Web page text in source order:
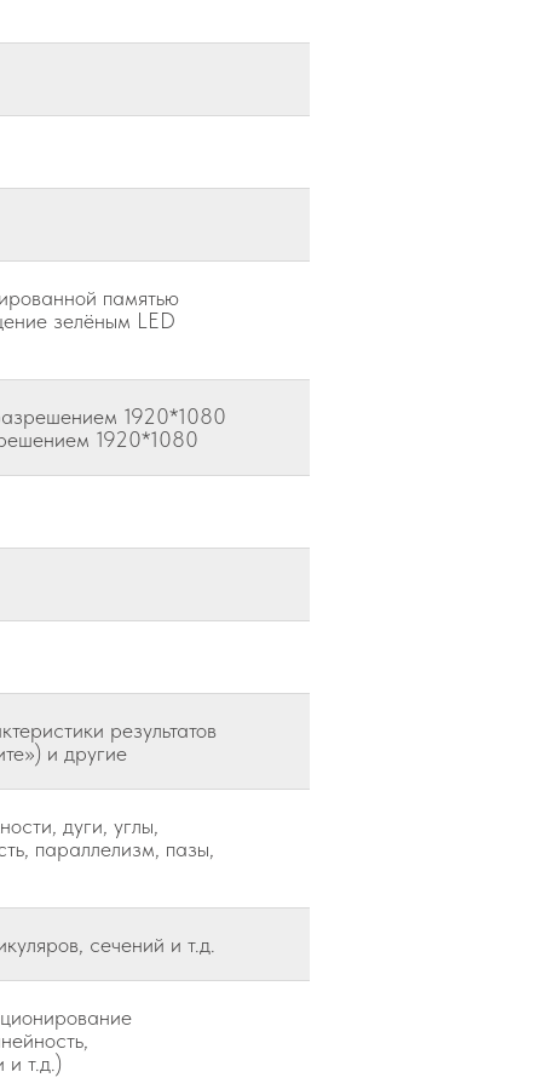
памятью
зелёным LED
1920*1080
1920*1080
результатов
и другие
дуги, углы,
параллелизм, пазы,
сечений и т.д.
и т.д.)